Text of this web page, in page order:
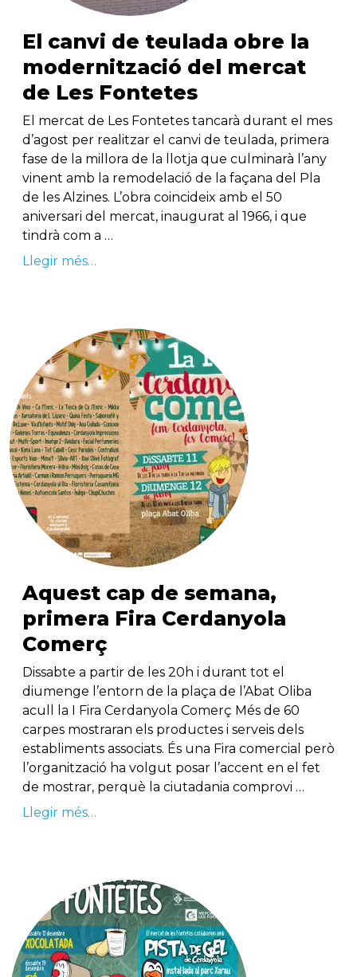
El canvi de teulada obre la
modernització del mercat
de Les Fontetes
El mercat de Les Fontetes tancarà durant el mes
d’agost per realitzar el canvi de teulada, primera
fase de la millora de la llotja que culminarà l’any
vinent amb la remodelació de la façana del Pla
de les Alzines. L’obra coincideix amb el 50
aniversari del mercat, inaugurat al 1966, i que
tindrà com a …
Llegir més…
Aquest cap de semana,
primera Fira Cerdanyola
Comerç
Dissabte a partir de les 20h i durant tot el
diumenge l’entorn de la plaça de l’Abat Oliba
acull la I Fira Cerdanyola Comerç Més de 60
carpes mostraran els productes i serveis dels
establiments associats. És una Fira comercial però
l’organització ha volgut posar l’accent en el fet
de mostrar, perquè la ciutadania comprovi …
Llegir més…